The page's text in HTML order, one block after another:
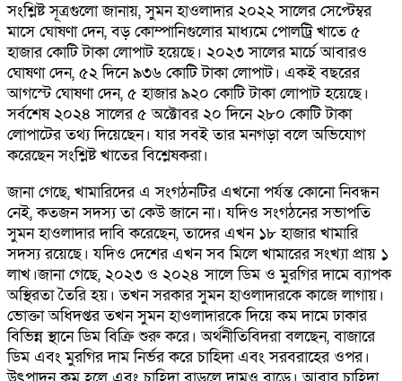
সংশ্লিষ্ট সূত্রগুলো জানায়, সুমন হাওলাদার ২০২২ সালের সেপ্টেম্বর
মাসে ঘোষণা দেন, বড় কোম্পানিগুলোর মাধ্যমে পোলট্রি খাতে ৫
হাজার কোটি টাকা লোপাট হয়েছে। ২০২৩ সালের মার্চে আবারও
ঘোষণা দেন, ৫২ দিনে ৯৩৬ কোটি টাকা লোপাট। একই বছরের
আগস্টে ঘোষণা দেন, ৫ হাজার ৯২০ কোটি টাকা লোপাট হয়েছে।
সর্বশেষ ২০২৪ সালের ৫ অক্টোবর ২০ দিনে ২৮০ কোটি টাকা
লোপাটের তথ্য দিয়েছেন। যার সবই তার মনগড়া বলে অভিযোগ
করেছেন সংশ্লিষ্ট খাতের বিশ্লেষকরা।
জানা গেছে, খামারিদের এ সংগঠনটির এখনো পর্যন্ত কোনো নিবন্ধন
নেই, কতজন সদস্য তা কেউ জানে না। যদিও সংগঠনের সভাপতি
সুমন হাওলাদার দাবি করেছেন, তাদের এখন ১৮ হাজার খামারি
সদস্য রয়েছে। যদিও দেশের এখন সব মিলে খামারের সংখ্যা প্রায় ১
লাখ।জানা গেছে, ২০২৩ ও ২০২৪ সালে ডিম ও মুরগির দামে ব্যাপক
অস্থিরতা তৈরি হয়। তখন সরকার সুমন হাওলাদারকে কাজে লাগায়।
ভোক্তা অধিদপ্তর তখন সুমন হাওলাদারকে দিয়ে কম দামে ঢাকার
বিভিন্ন স্থানে ডিম বিক্রি শুরু করে। অর্থনীতিবিদরা বলছেন, বাজারে
ডিম এবং মুরগির দাম নির্ভর করে চাহিদা এবং সরবরাহের ওপর।